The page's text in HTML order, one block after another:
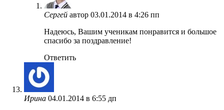
Сергей автор 03.01.2014 в 4:26 пп
Надеюсь, Вашим ученикам понравится и большое
спасибо за поздравление!
Ответить
Ирина 04.01.2014 в 6:55 дп